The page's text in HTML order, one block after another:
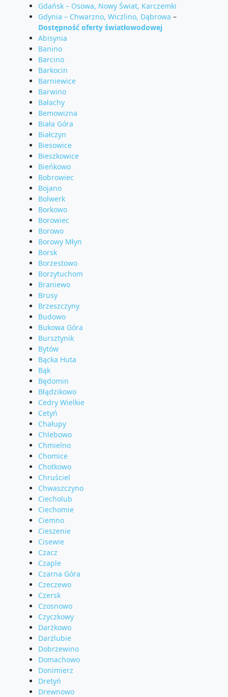
Gdańsk – Osowa, Nowy Świat, Karczemki
Gdynia – Chwarzno, Wiczlino, Dąbrowa –
Dostępność oferty światłowodowej
Abisynia
Banino
Barcino
Barkocin
Barniewice
Barwino
Bałachy
Bemowizna
Biała Góra
Białczyn
Biesowice
Bieszkowice
Bieńkowo
Bobrowiec
Bojano
Bolwerk
Borkowo
Borowiec
Borowo
Borowy Młyn
Borsk
Borzestowo
Borzytuchom
Braniewo
Brusy
Brzeszczyny
Budowo
Bukowa Góra
Bursztynik
Bytów
Bącka Huta
Bąk
Będomin
Błądzikowo
Cedry Wielkie
Cetyń
Chałupy
Chlebowo
Chmielno
Chomice
Chotkowo
Chruściel
Chwaszczyno
Ciecholub
Ciechomie
Ciemno
Cieszenie
Cisewie
Czacz
Czaple
Czarna Góra
Czeczewo
Czersk
Czosnowo
Czyczkowy
Darżkowo
Darżlubie
Dobrzewino
Domachowo
Donimierz
Dretyń
Drewnowo